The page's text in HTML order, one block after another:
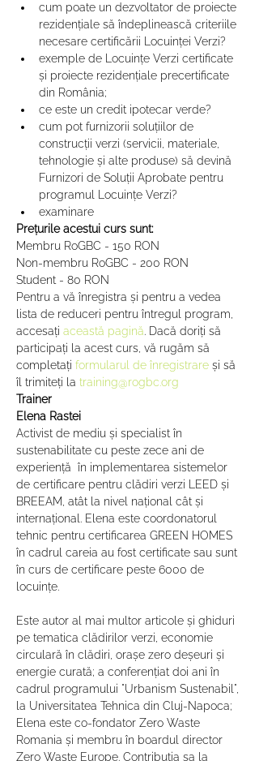
cum poate un dezvoltator de proiecte
rezidențiale să îndeplinească criteriile
necesare certificării Locuinței Verzi?
exemple de Locuințe Verzi certificate
și proiecte rezidențiale precertificate
din România;
ce este un credit ipotecar verde?
cum pot furnizorii soluțiilor de
construcții verzi (servicii, materiale,
tehnologie și alte produse) să devină
Furnizori de Soluții Aprobate pentru
programul Locuințe Verzi?
examinare
Prețurile acestui curs sunt:
Membru RoGBC - 150 RON
Non-membru RoGBC - 200 RON
Student - 80 RON
Pentru a vă înregistra și pentru a vedea
lista de reduceri pentru întregul program,
accesați această pagină. Dacă doriți să
participați la acest curs, vă rugăm să
completați formularul de înregistrare și să
îl trimiteți la training@rogbc.org
Trainer
Elena Rastei
Activist de mediu și specialist în
sustenabilitate cu peste zece ani de
experienţă  în implementarea sistemelor
de certificare pentru clădiri verzi LEED și
BREEAM, atât la nivel naţional cât şi
internaţional. Elena este coordonatorul
tehnic pentru certificarea GREEN HOMES
în cadrul careia au fost certificate sau sunt
în curs de certificare peste 6000 de
locuințe.
Este autor al mai multor articole și ghiduri
pe tematica clădirilor verzi, economie
circulară în clădiri, orașe zero deșeuri și
energie curată; a conferențiat doi ani în
cadrul programului "Urbanism Sustenabil",
la Universitatea Tehnica din Cluj-Napoca;
Elena este co-fondator Zero Waste
Romania și membru în boardul director
Zero Waste Europe. Contribuția sa la